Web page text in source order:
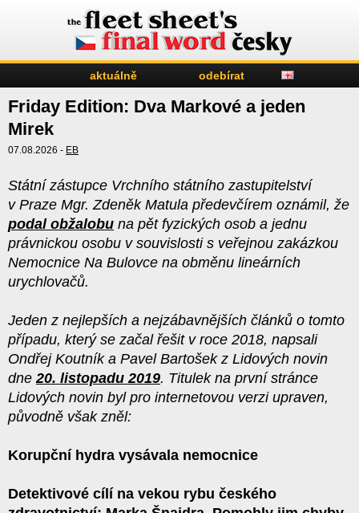
aktuálně odebírat
Friday Edition: Dva Markové a jeden
Mirek
07.08.2026 - EB
Státní zástupce Vrchního státního zastupitelství
v Praze Mgr. Zdeněk Matula předevčírem oznámil, že
podal obžalobu na pět fyzických osob a jednu
právnickou osobu v souvislosti s veřejnou zakázkou
Nemocnice Na Bulovce na obměnu lineárních
urychlovačů.
Jeden z nejlepších a nejzábavnějších článků o tomto
případu, který se začal řešit v roce 2018, napsali
Ondřej Koutník a Pavel Bartošek z Lidových novin
dne20. listopadu 2019. Titulek na první stránce
Lidových novin byl pro internetovou verzi upraven,
původně však zněl:
Korupční hydra vysávala nemocnice
Detektivové cílí na vekou rybu českého